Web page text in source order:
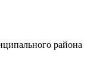
района